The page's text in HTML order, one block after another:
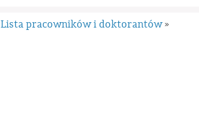
Lista pracowników i doktorantów »